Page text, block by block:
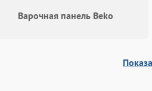
Повреждение внутренних
Поломка системы защиты от
Варочная панель Beko